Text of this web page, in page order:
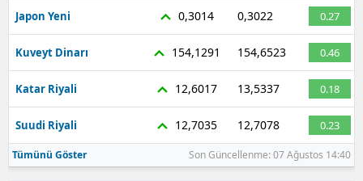
Kahramanmaraş
Mardin
Muğla
Muş
Japon Yeni 0,3014 0,3022 0.27
Kuveyt Dinarı 154,1291 154,6523 0.46
Katar Riyali 12,6017 13,5337 0.18
Suudi Riyali 12,7035 12,7078 0.23
Tümünü Göster Son Güncellenme: 07 Ağustos 14:40